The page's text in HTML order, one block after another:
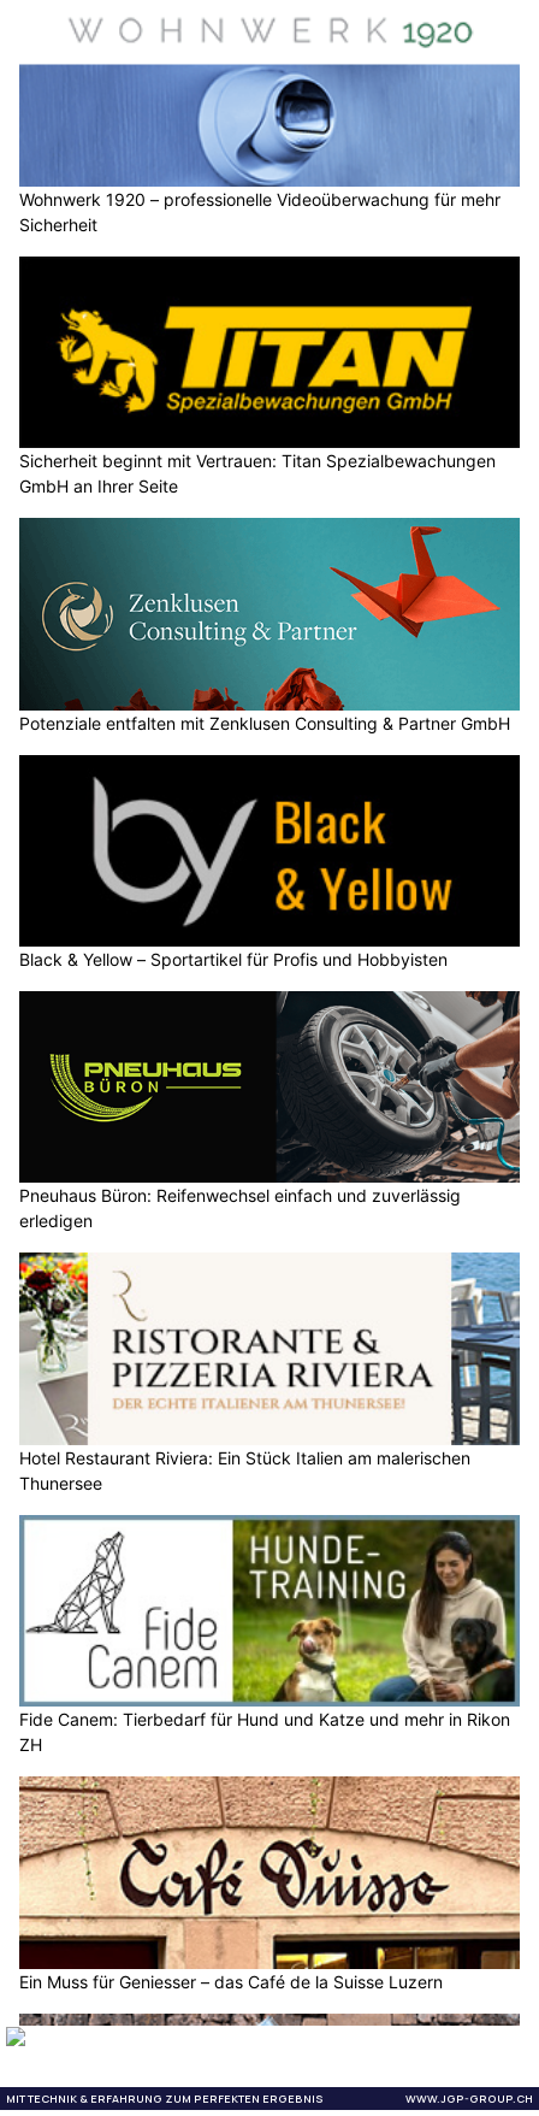
Wohnwerk 1920 – professionelle Videoüberwachung für mehr
Sicherheit
Sicherheit beginnt mit Vertrauen: Titan Spezialbewachungen
GmbH an Ihrer Seite
Potenziale entfalten mit Zenklusen Consulting & Partner GmbH
Black & Yellow – Sportartikel für Profis und Hobbyisten
Pneuhaus Büron: Reifenwechsel einfach und zuverlässig
erledigen
Hotel Restaurant Riviera: Ein Stück Italien am malerischen
Thunersee
Fide Canem: Tierbedarf für Hund und Katze und mehr in Rikon
ZH
Ein Muss für Geniesser – das Café de la Suisse Luzern